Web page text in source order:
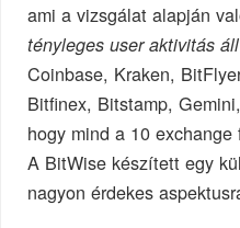
ami a vizsgálat alapján
tényleges user aktivitás
Coinbase, Kraken,
Bitfinex, Bitstamp,
hogy mind a 10
A BitWise készített egy
nagyon érdekes